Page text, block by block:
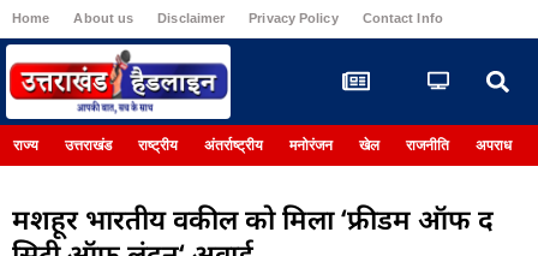
Home About us Disclaimer Privacy Policy Contact Info
राज्य उत्तराखंड राष्ट्रीय अंतर्राष्ट्रीय मनोरंजन खेल राजनीति अपराध
मशहूर भारतीय वकील को मिला ‘फ्रीडम ऑफ द